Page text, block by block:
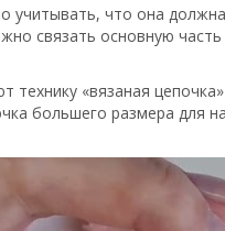
учитывать, что она
связать основную
технику «вязаная
большего размера